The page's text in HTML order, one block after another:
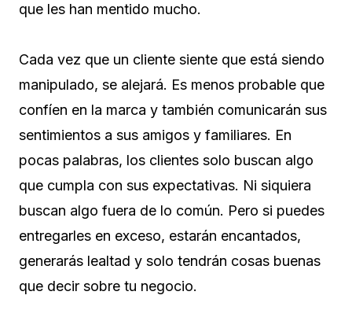
que les han mentido mucho.
Cada vez que un cliente siente que está siendo
manipulado, se alejará. Es menos probable que
confíen en la marca y también comunicarán sus
sentimientos a sus amigos y familiares. En
pocas palabras, los clientes solo buscan algo
que cumpla con sus expectativas. Ni siquiera
buscan algo fuera de lo común. Pero si puedes
entregarles en exceso, estarán encantados,
generarás lealtad y solo tendrán cosas buenas
que decir sobre tu negocio.